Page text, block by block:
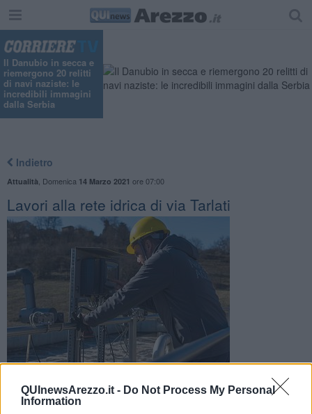
QUInewsArezzo.it - Do Not Process My Personal
Information
Il Danubio in secca e
riemergono 20 relitti
di navi naziste: le
incredibili immagini
dalla Serbia
Indietro
Attualità Domenica 14 Marzo 2021 ore 07:00
Lavori alla rete idrica di via Tarlati
Interruzione temporanea del servizio. Ecco le altre strade
coinvolte